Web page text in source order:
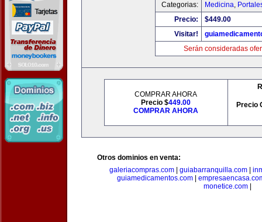
Categorias:
Medicina,
Precio:
$449.00
Visitar!
Serán consideradas
COMPRAR AHORA
Precio $449.00
COMPRAR AHORA
Precio
Otros dominios en venta:
galeriacompras.com
guiabarranquilla.com
guiamedicamentos.com|
monetice.com